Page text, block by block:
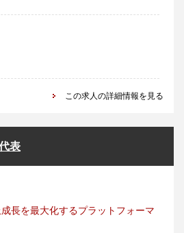
この求人の詳細情報を見る
表
長を最大化するプラットフォーマ